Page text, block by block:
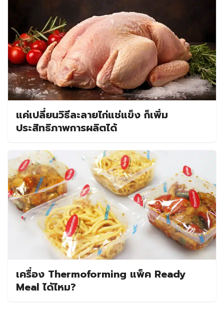
แค่เปลี่ยนวิธีละลายไก่แช่แข็ง ก็เพิ่ม
ประสิทธิภาพการผลิตได้
เครื่อง Thermoforming แพ็ค Ready
Meal ได้ไหม?